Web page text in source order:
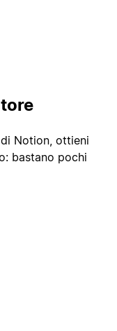
Notion, ottieni
bastano pochi